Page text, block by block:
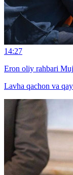
14:27
Eron oliy rahbari
Lavha qachon va